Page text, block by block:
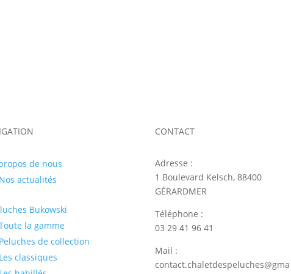
de nous
Nos actualités
Bukowski
la gamme
Peluches de collection
Les classiques
CONTACT
Adresse :
1 Boulevard Kelsch, 88400
GÉRARDMER
Téléphone :
03 29 41 96 41
Mail :
contact.chaletdespeluches@gma